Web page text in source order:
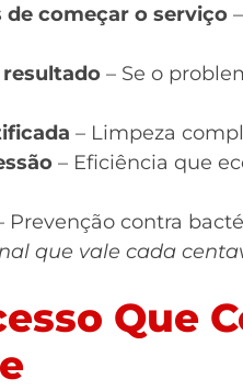
de começar o serviço
– Se o
– Limpeza
– Eficiência que
Prevenção contra
que vale cada
Que